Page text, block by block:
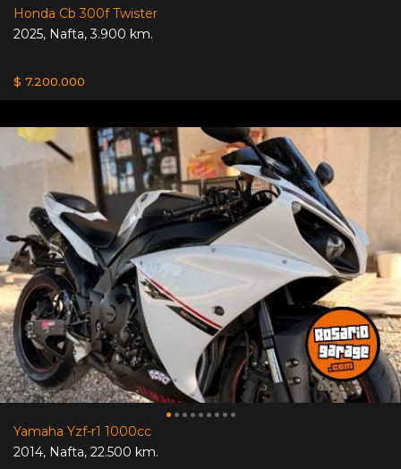
Honda Cb 300f Twister
2025, Nafta,3.900 km.
$ 7.200.000
Yamaha Yzf-r1 1000cc
2014, Nafta, 22.500 km.